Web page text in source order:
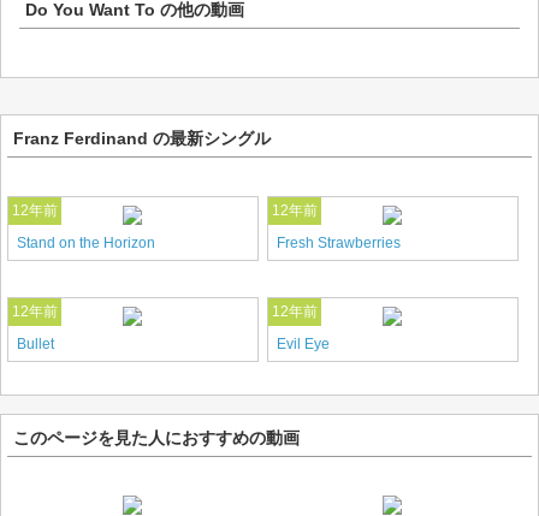
Do You Want To の他の動画
Franz Ferdinand の最新シングル
12年前
Stand on the Horizon
12年前
Fresh Strawberries
12年前
Bullet
12年前
Evil Eye
このページを見た人におすすめの動画